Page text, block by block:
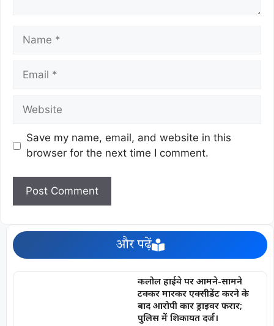
Save my name, email, and website in this
browser for the next time I comment.
और पढ़ें
कलोल हाईवे पर आमने-सामने
टक्कर मारकर एक्सीडेंट करने के
बाद आरोपी कार ड्राइवर फरार;
पुलिस में शिकायत दर्ज।